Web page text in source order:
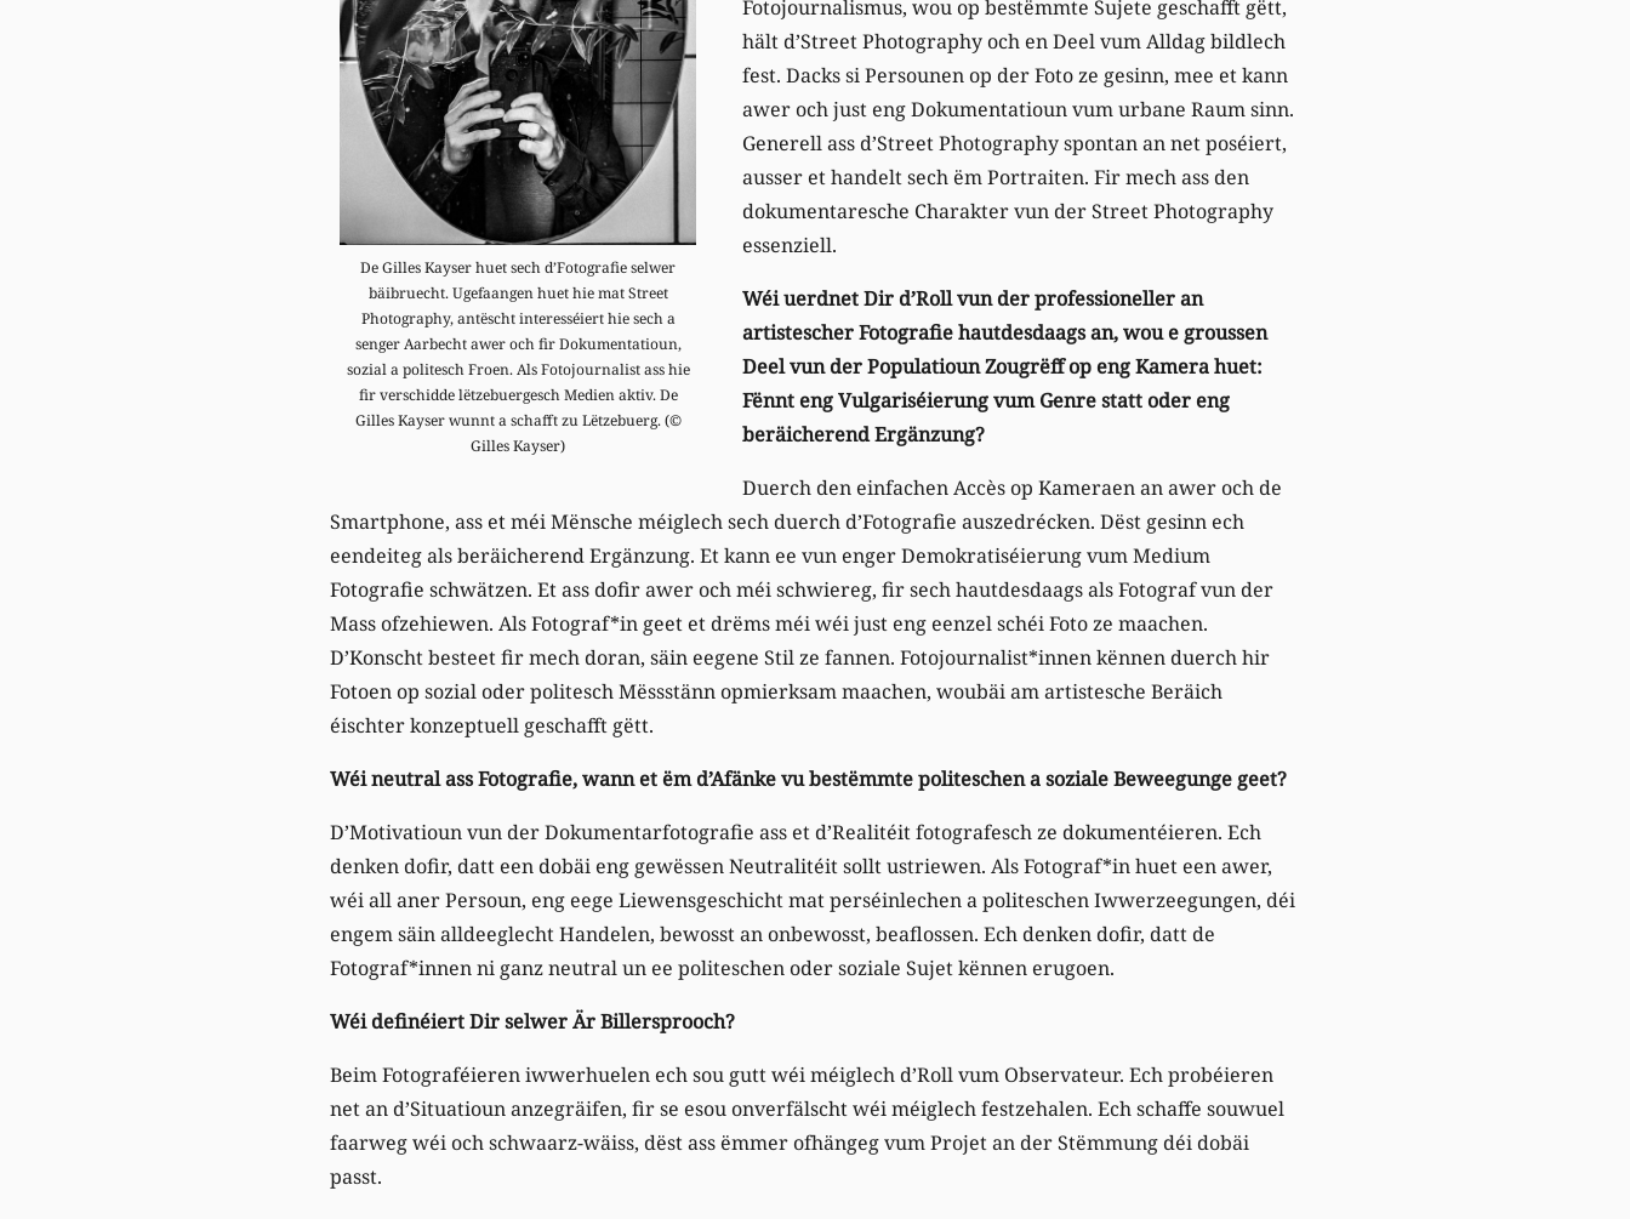
De Gilles Kayser huet sech d’Fotografie selwer
bäibruecht. Ugefaangen huet hie mat Street
Photography, antëscht interesséiert hie sech a
senger Aarbecht awer och fir Dokumentatioun,
sozial a politesch Froen. Als Fotojournalist ass hie
fir verschidde lëtzebuergesch Medien aktiv. De
Gilles Kayser wunnt a schafft zu Lëtzebuerg. (©
Gilles Kayser)
Fotojournalismus, wou op bestëmmte Sujete geschafft gëtt,
hält d’Street Photography och en Deel vum Alldag bildlech
fest. Dacks si Persounen op der Foto ze gesinn, mee et kann
awer och just eng Dokumentatioun vum urbane Raum sinn.
Generell ass d’Street Photography spontan an net poséiert,
ausser et handelt sech ëm Portraiten. Fir mech ass den
dokumentaresche Charakter vun der Street Photography
essenziell.
Wéi uerdnet Dir d’Roll vun der professioneller an
artistescher Fotografie hautdesdaags an, wou e groussen
Deel vun der Populatioun Zougrëff op eng Kamera huet:
Fënnt eng Vulgariséierung vum Genre statt oder eng
beräicherend Ergänzung?
Duerch den einfachen Accès op Kameraen an awer och de
Smartphone, ass et méi Mënsche méiglech sech duerch d’Fotografie auszedrécken. Dëst gesinn ech
eendeiteg als beräicherend Ergänzung. Et kann ee vun enger Demokratiséierung vum Medium
Fotografie schwätzen. Et ass dofir awer och méi schwiereg, fir sech hautdesdaags als Fotograf vun der
Mass ofzehiewen. Als Fotograf*in geet et drëms méi wéi just eng eenzel schéi Foto ze maachen.
D’Konscht besteet fir mech doran, säin eegene Stil ze fannen. Fotojournalist*innen kënnen duerch hir
Fotoen op sozial oder politesch Mëssstänn opmierksam maachen, woubäi am artistesche Beräich
éischter konzeptuell geschafft gëtt.
Wéi neutral ass Fotografie, wann et ëm d’Afänke vu bestëmmte politeschen a soziale Beweegunge geet?
D’Motivatioun vun der Dokumentarfotografie ass et d’Realitéit fotografesch ze dokumentéieren. Ech
denken dofir, datt een dobäi eng gewëssen Neutralitéit sollt ustriewen. Als Fotograf*in huet een awer,
wéi all aner Persoun, eng eege Liewensgeschicht mat perséinlechen a politeschen Iwwerzeegungen, déi
engem säin alldeeglecht Handelen, bewosst an onbewosst, beaflossen. Ech denken dofir, datt de
Fotograf*innen ni ganz neutral un ee politeschen oder soziale Sujet kënnen erugoen.
Wéi definéiert Dir selwer Är Billersprooch?
Beim Fotograféieren iwwerhuelen ech sou gutt wéi méiglech d’Roll vum Observateur. Ech probéieren
net an d’Situatioun anzegräifen, fir se esou onverfälscht wéi méiglech festzehalen. Ech schaffe souwuel
faarweg wéi och schwaarz-wäiss, dëst ass ëmmer ofhängeg vum Projet an der Stëmmung déi dobäi
passt.